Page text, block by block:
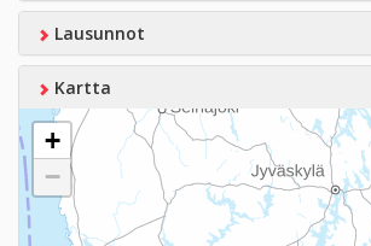
Lausunnot
Kartta
+
−